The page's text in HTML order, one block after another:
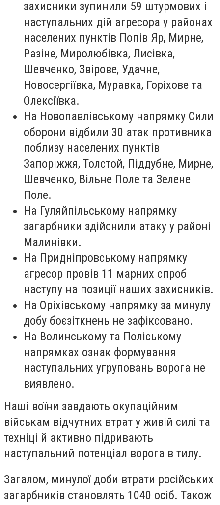
захисники зупинили 59 штурмових і
наступальних дій агресора у районах
населених пунктів Попів Яр, Мирне,
Разіне, Миролюбівка, Лисівка,
Шевченко, Звірове, Удачне,
Новосергіївка, Муравка, Горіхове та
Олексіївка.
На Новопавлівському напрямку Сили
оборони відбили 30 атак противника
поблизу населених пунктів
Запоріжжя, Толстой, Піддубне, Мирне,
Шевченко, Вільне Поле та Зелене
Поле.
На Гуляйпільському напрямку
загарбники здійснили атаку у районі
Малинівки.
На Придніпровському напрямку
агресор провів 11 марних спроб
наступу на позиції наших захисників.
На Оріхівському напрямку за минулу
добу боєзіткнень не зафіксовано.
На Волинському та Поліському
напрямках ознак формування
наступальних угруповань ворога не
виявлено.
Наші воїни завдають окупаційним
військам відчутних втрат у живій силі та
техніці й активно підривають
наступальний потенціал ворога в тилу.
Загалом, минулої доби втрати російських
загарбників становлять 1040 осіб. Також